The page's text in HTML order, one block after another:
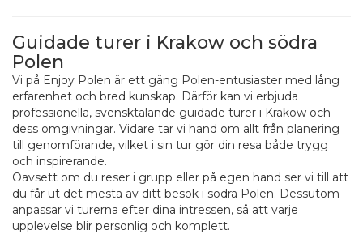
Guidade turer i Krakow och södra
Polen
Vi på Enjoy Polen är ett gäng Polen-entusiaster med lång
erfarenhet och bred kunskap. Därför kan vi erbjuda
professionella, svensktalande guidade turer i Krakow och
dess omgivningar. Vidare tar vi hand om allt från planering
till genomförande, vilket i sin tur gör din resa både trygg
och inspirerande.
Oavsett om du reser i grupp eller på egen hand ser vi till att
du får ut det mesta av ditt besök i södra Polen. Dessutom
anpassar vi turerna efter dina intressen, så att varje
upplevelse blir personlig och komplett.